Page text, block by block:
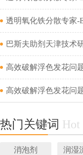
热门关键词 Hot
消泡剂 润湿